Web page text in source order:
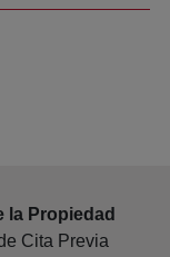
la Propiedad
Cita Previa